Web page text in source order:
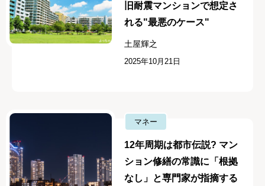
旧耐震マンションで想定さ
れる"最悪のケース"
土屋輝之
2025年10月21日
マネー
12年周期は都市伝説? マン
ション修繕の常識に「根拠
なし」と専門家が指摘する